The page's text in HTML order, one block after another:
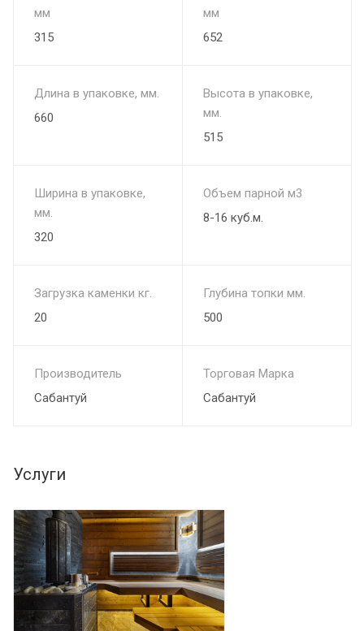
мм
315
мм
652
Длина в упаковке, мм.
660
Высота в упаковке,
мм.
515
Ширина в упаковке,
мм.
320
Объем парной м3
8-16 куб.м.
Загрузка каменки кг.
20
Глубина топки мм.
500
Производитель
Сабантуй
Торговая Марка
Сабантуй
Услуги